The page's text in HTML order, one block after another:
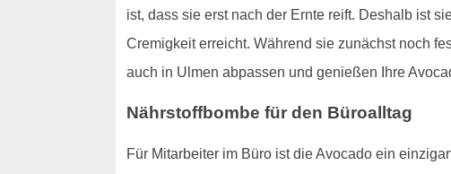
ist, dass sie erst nach der Ernte reift. Deshalb ist
Cremigkeit erreicht. Während sie zunächst noch
auch in Ulmen abpassen und genießen Ihre
Nährstoffbombe für den Büroalltag
Für Mitarbeiter im Büro ist die Avocado ein